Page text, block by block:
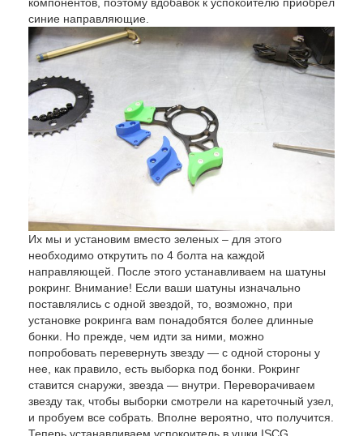
синие направляющие.
Их мы и установим вместо зеленых – для этого
необходимо открутить по 4 болта на каждой
направляющей. После этого устанавливаем на шатуны
рокринг. Внимание! Если ваши шатуны изначально
поставлялись с одной звездой, то, возможно, при
установке рокринга вам понадобятся более длинные
бонки. Но прежде, чем идти за ними, можно
попробовать перевернуть звезду — с одной стороны у
нее, как правило, есть выборка под бонки. Рокринг
ставится снаружи, звезда — внутри. Переворачиваем
звезду так, чтобы выборки смотрели на кареточный узел,
и пробуем все собрать. Вполне вероятно, что получится.
Теперь устанавливаем успокоитель в ушки ISCG.